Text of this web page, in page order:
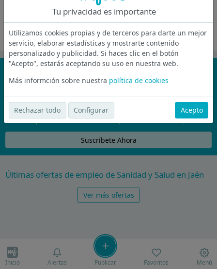
Oferta desactivada
¡No te pierdas nada!
Únete a la comunidad de wijobs y recibe por email las mejores
ofertas de empleo
Nunca compartiremos tu email con nadie y no te vamos a enviar spam
Suscríbete Ahora
Últimas ofertas de empleo de Sanidad y Salud en Jaén
Ver más ofertas
Inicio Alertas Publicar Favoritos Menú
Tu privacidad es importante
Utilizamos cookies propias y de terceros para darte un mejor
servicio, elaborar estadísticas y mostrarte contenido
personalizado y publicidad. Si haces clic en el botón
"Acepto", estarás aceptando su uso en nuestra web.
Más informción sobre nuestra política de cookies
Rechazar todo Configurar Acepto